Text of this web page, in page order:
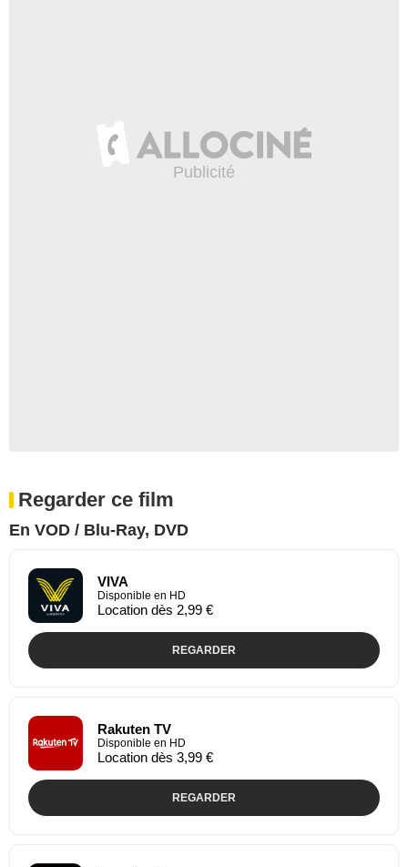
Regarder ce film
En VOD / Blu-Ray, DVD
VIVA
Disponible en HD
Location dès 2,99 €
REGARDER
Rakuten TV
Disponible en HD
Location dès 3,99 €
REGARDER